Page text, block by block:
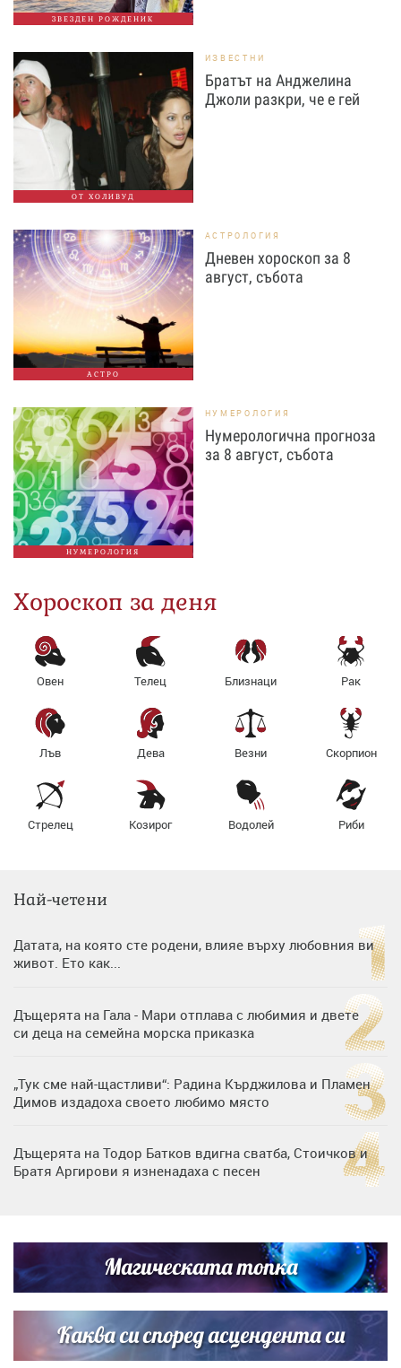
ЗВЕЗДЕН РОЖДЕНИК
ОТ ХОЛИВУД
ИЗВЕСТНИ
Братът на Анджелина
Джоли разкри, че е гей
АСТРО
АСТРОЛОГИЯ
Дневен хороскоп за 8
август, събота
НУМЕРОЛОГИЯ
НУМЕРОЛОГИЯ
Нумерологична прогноза
за 8 август, събота
Хороскоп за деня
Овен Телец Близнаци Рак
Лъв Дева Везни Скорпион
Стрелец Козирог Водолей Риби
Най-четени
Датата, на която сте родени, влияе върху любовния ви
живот. Ето как...
Дъщерята на Гала - Мари отплава с любимия и двете
си деца на семейна морска приказка
„Тук сме най-щастливи“: Радина Кърджилова и Пламен
Димов издадоха своето любимо място
Дъщерята на Тодор Батков вдигна сватба, Стоичков и
Братя Аргирови я изненадаха с песен
Списъкът е ясен: Джей Ло и Риана във ВИП гостите на
сватбата на Роналдо
Магическата топка
Каква си според асцендента си